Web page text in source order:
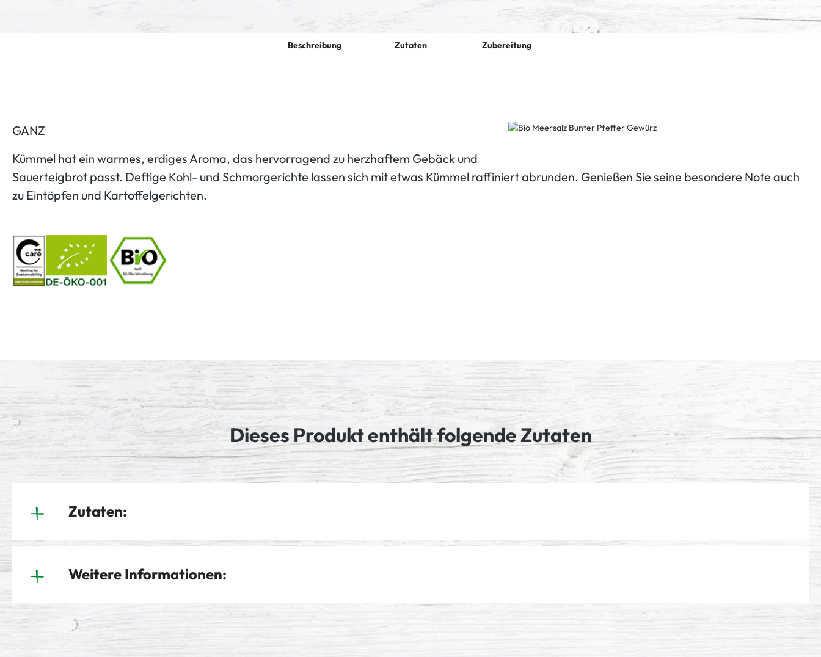
Beschreibung Zutaten Zubereitung
GANZ
Kümmel hat ein warmes, erdiges Aroma, das hervorragend zu herzhaftem Gebäck und
Sauerteigbrot passt. Deftige Kohl- und Schmorgerichte lassen sich mit etwas Kümmel raffiniert abrunden. Genießen Sie seine besondere Note auch
zu Eintöpfen und Kartoffelgerichten.
Dieses Produkt enthält folgende Zutaten
Zutaten:
Weitere Informationen: